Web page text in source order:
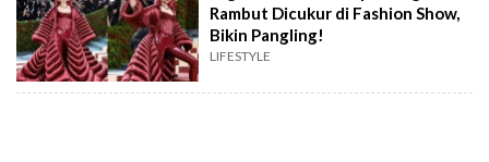
Rambut Dicukur di Fashion Show,
Bikin Pangling!
LIFESTYLE